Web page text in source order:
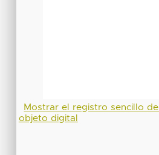
Mostrar el registro sencillo del
objeto digital